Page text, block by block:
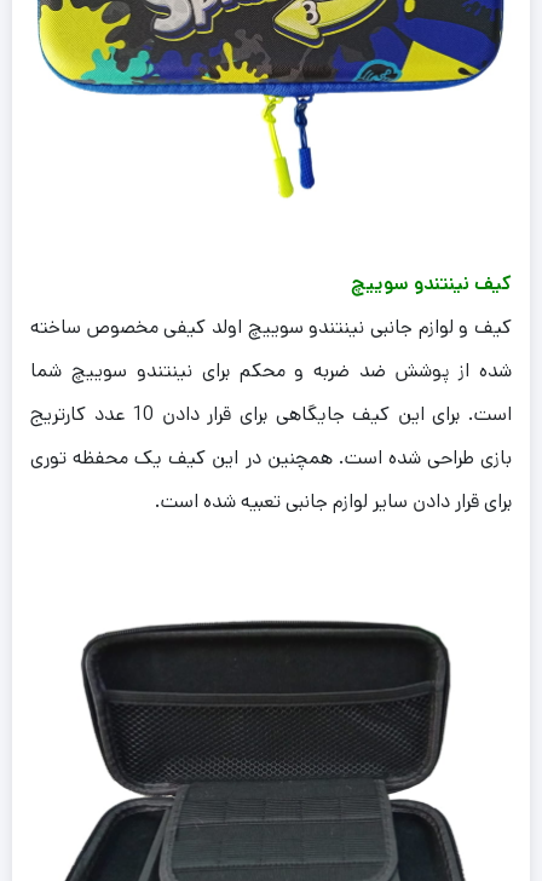
کیف نینتندو سوییچ
کیف و لوازم جانبی نینتندو سوییچ اولد کیفی مخصوص ساخته
شده از پوشش ضد ضربه و محکم برای نینتندو سوییچ شما
است. برای این کیف جایگاهی برای قرار دادن 10 عدد کارتریج
بازی طراحی شده است. همچنین در این کیف یک محفظه توری
برای قرار دادن سایر لوازم جانبی تعبیه شده است.